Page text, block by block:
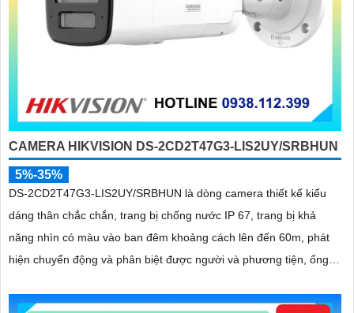
CAMERA HIKVISION DS-2CD2T47G3-LIS2UY/SRBHUN
5%-35%
DS-2CD2T47G3-LIS2UY/SRBHUN là dòng camera thiết kế kiểu
dáng thân chắc chắn, trang bị chống nước IP 67, trang bị khả
năng nhìn có màu vào ban đêm khoảng cách lên đến 60m, phát
hiện chuyển động và phân biệt được người và phương tiện, ống